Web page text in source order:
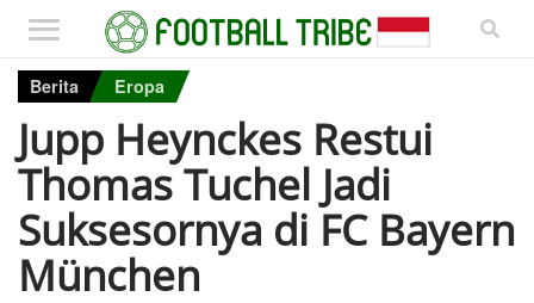
Berita Eropa
Jupp Heynckes Restui
Thomas Tuchel Jadi
Suksesornya di FC Bayern
München